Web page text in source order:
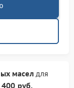
маселдля
400 руб.